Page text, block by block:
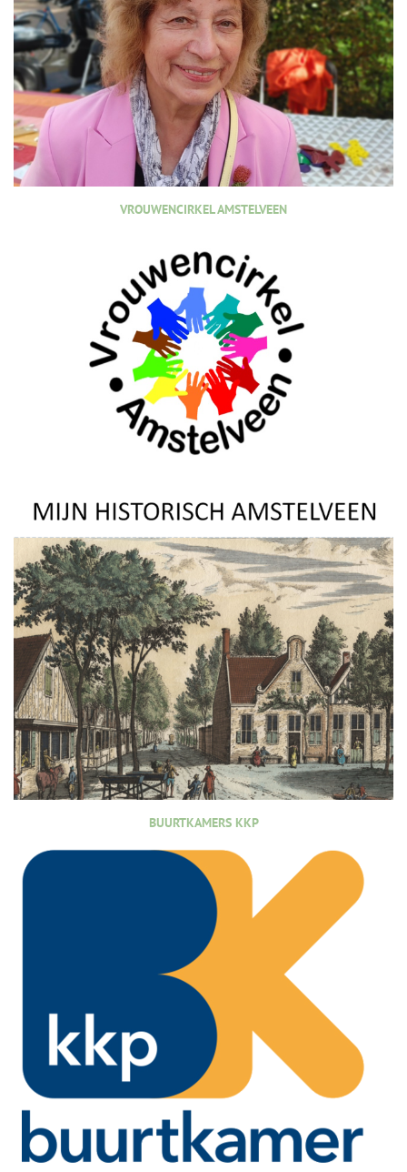
VROUWENCIRKEL AMSTELVEEN
BUURTKAMERS KKP